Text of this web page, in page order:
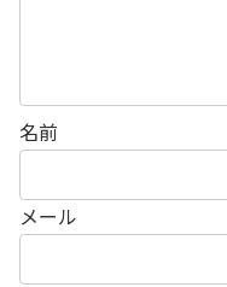
名前
メール